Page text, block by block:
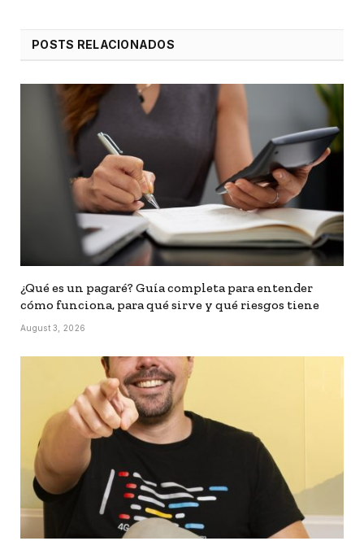
POSTS RELACIONADOS
¿Qué es un pagaré? Guía completa para entender
cómo funciona, para qué sirve y qué riesgos tiene
August 3, 2026